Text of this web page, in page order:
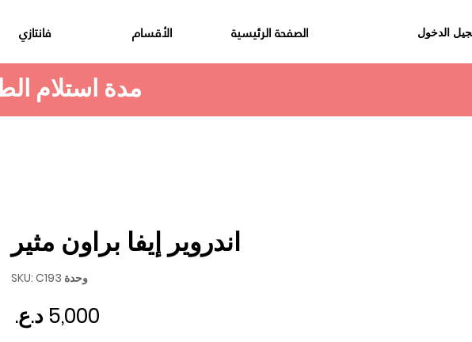
الصفحة الرئيسية الأقسام فانتازي الدخول
اندروير إيفا براون مثير
وحدة SKU: C193